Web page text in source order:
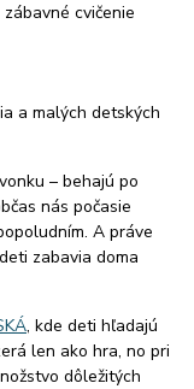
cvičenie
a malých detských
– behajú po
nás počasie
A práve
zabavia doma
, kde deti hľadajú
len ako hra, no pri
dôležitých